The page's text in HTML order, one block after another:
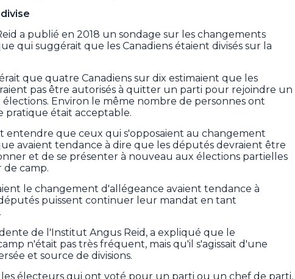
a publié en 2018 un sondage sur les changements
qui suggérait que les Canadiens étaient divisés sur la
que quatre Canadiens sur dix estimaient que les
pas être autorisés à quitter un parti pour rejoindre un
Environ le même nombre de personnes ont
pratique était acceptable.
entendre que ceux qui s'opposaient au changement
avaient tendance à dire que les députés devraient être
et de se présenter à nouveau aux élections partielles
de camp.
le changement d'allégeance avaient tendance à
puissent continuer leur mandat en tant
de l'Institut Angus Reid, a expliqué que le
n'était pas très fréquent, mais qu'il s'agissait d'une
et source de divisions.
électeurs qui ont voté pour un parti ou un chef de parti,